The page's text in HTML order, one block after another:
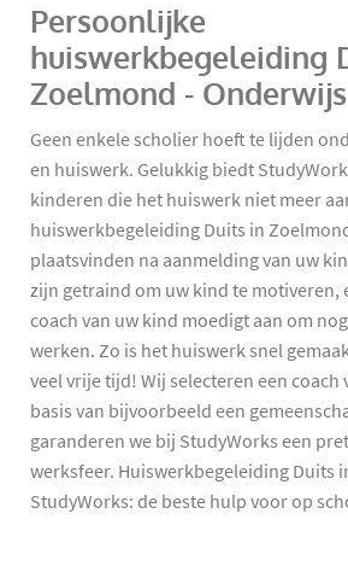
Persoonlijke
huiswerkbegeleiding
Zoelmond -
Geen enkele scholier hoeft te lijden
en huiswerk. Gelukkig biedt
kinderen die het huiswerk niet meer
huiswerkbegeleiding Duits in
plaatsvinden na aanmelding van uw
zijn getraind om uw kind te motiveren,
coach van uw kind moedigt aan om
werken. Zo is het huiswerk snel
veel vrije tijd! Wij selecteren een coach
basis van bijvoorbeeld een
garanderen we bij StudyWorks een
werksfeer. Huiswerkbegeleiding Duits
StudyWorks: de beste hulp voor op